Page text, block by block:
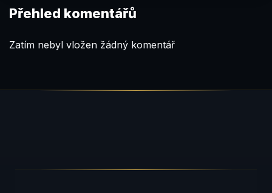
Přehled komentářů
Zatím nebyl vložen žádný komentář